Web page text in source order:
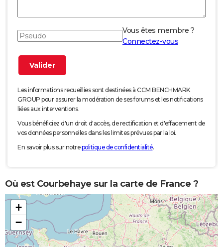
Vous êtes membre ?
Connectez-vous
Les informations recueillies sont destinées à CCM BENCHMARK
GROUP pour assurer la modération de ses forums et les notifications
liées aux interventions.
Vous bénéficiez d'un droit d'accès, de rectification et d'effacement de
vos données personnelles dans les limites prévues par la loi.
En savoir plus sur notrepolitique de confidentialité.
Où est Courbehaye sur la carte de France ?
+
−